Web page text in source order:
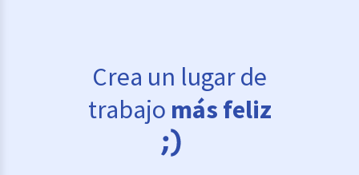
Crea un lugar de
trabajo más feliz